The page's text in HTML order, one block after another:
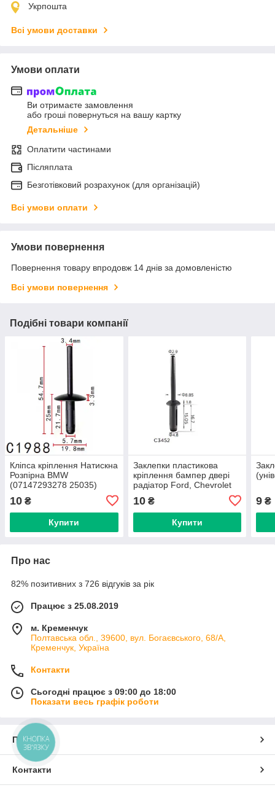
Укрпошта
Всі умови доставки
Умови оплати
Ви отримаєте замовлення
або гроші повернуться на вашу картку
Детальніше
Оплатити частинами
Післяплата
Безготівковий розрахунок (для організацій)
Всі умови оплати
Умови повернення
Повернення товару впродовж 14 днів за домовленістю
Всі умови повернення
Подібні товари компанії
Кліпса кріплення Натискна
Розпірна BMW
(07147293278 25035)
10 ₴
Купити
Заклепки пластикова
кріплення бампер двері
радіатор Ford, Chevrolet
10₴
Купити
9 ₴
Про нас
82% позитивних з 726 відгуків за рік
Працює з 25.08.2019
м. Кременчук
Полтавська обл., 39600, вул. Богаєвського, 68/А,
Кременчук, Україна
Контакти
Сьогодні працює з 09:00 до 18:00
Показати весь графік роботи
Про нас
Контакти
КНОПКА
ЗВ'ЯЗКУ